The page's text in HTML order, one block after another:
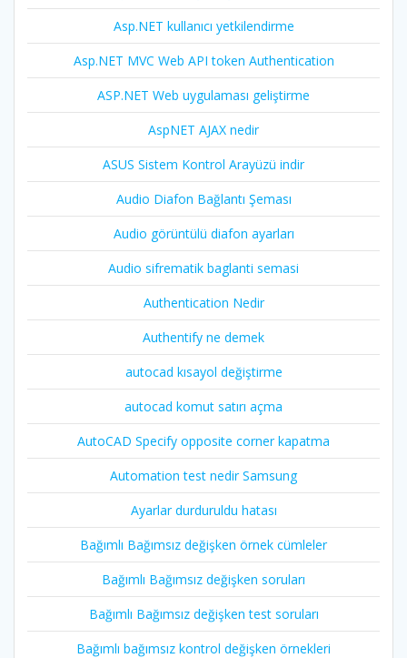
Asp.NET kullanıcı yetkilendirme
Asp.NET MVC Web API token Authentication
ASP.NET Web uygulaması geliştirme
AspNET AJAX nedir
ASUS Sistem Kontrol Arayüzü indir
Audio Diafon Bağlantı Şeması
Audio görüntülü diafon ayarları
Audio sifrematik baglanti semasi
Authentication Nedir
Authentify ne demek
autocad kısayol değiştirme
autocad komut satırı açma
AutoCAD Specify opposite corner kapatma
Automation test nedir Samsung
Ayarlar durduruldu hatası
Bağımlı Bağımsız değişken örnek cümleler
Bağımlı Bağımsız değişken soruları
Bağımlı Bağımsız değişken test soruları
Bağımlı bağımsız kontrol değişken örnekleri